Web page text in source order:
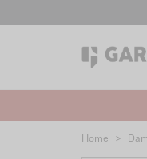
Home >